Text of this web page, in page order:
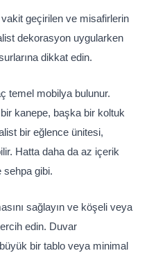
geçirilen ve misafirlerin
dekorasyon uygularken
dikkat edin.
temel mobilya bulunur.
kanepe, başka bir koltuk
bir eğlence ünitesi,
Hatta daha da az içerik
sehpa gibi.
sağlayın ve köşeli veya
edin. Duvar
bir tablo veya minimal